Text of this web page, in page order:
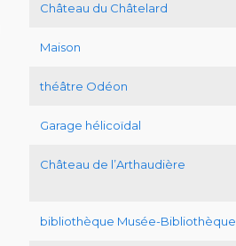
Château du Châtelard
Maison
théâtre Odéon
Garage hélicoïdal
Château de l’Arthaudière
bibliothèque Musée-Bibliothèque